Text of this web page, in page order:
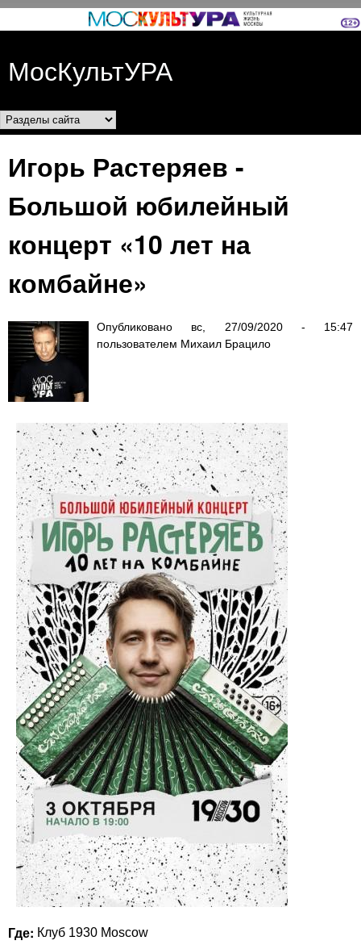
Перейти к основному
МосКультУРА
Разделы сайта
Игорь Растеряев -
Большой юбилейный
концерт «10 лет на
комбайне»
Опубликовано вс, 27/09/2020 - 15:47
пользователем Михаил Брацило
Где: Клуб 1930 Moscow